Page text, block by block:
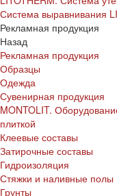
Система выравнивания
Рекламная продукция
Назад
Рекламная продукция
Образцы
Одежда
Сувенирная продукция
MONTOLIT.
плиткой
Клеевые составы
Затирочные составы
Гидроизоляция
Стяжки и наливные полы
Грунты